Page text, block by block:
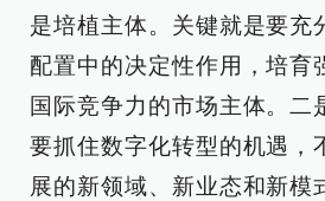
是培植主体。关键就是要充
配置中的决定性作用，培育
国际竞争力的市场主体。二
要抓住数字化转型的机遇，
展的新领域、新业态和新模